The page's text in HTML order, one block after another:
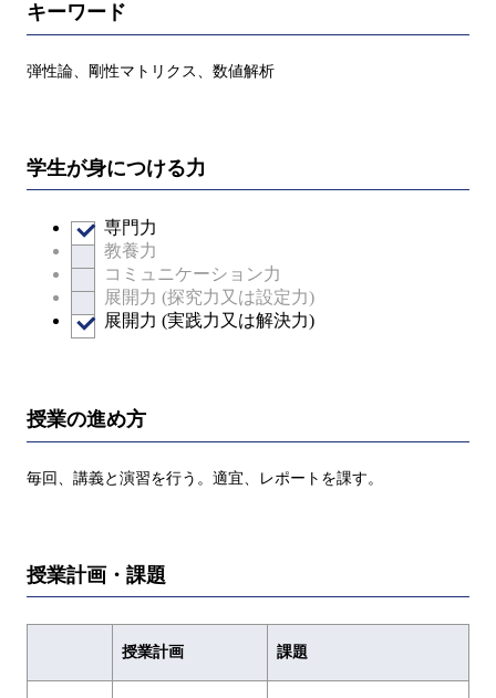
キーワード
弾性論、剛性マトリクス、数値解析
学生が身につける力
専門力
教養力
コミュニケーション力
展開力 (探究力又は設定力)
展開力 (実践力又は解決力)
授業の進め方
毎回、講義と演習を行う。適宜、レポートを課す。
授業計画・課題
授業計画 課題